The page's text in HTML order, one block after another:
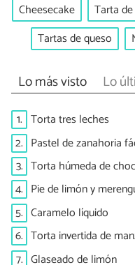
Cheesecake Tarta
Tartas de queso
Lo más visto Lo
1. Torta tres leches
2. Pastel de zanahoria
3. Torta húmeda de
4. Pie de limón y
5. Caramelo líquido
6. Torta invertida de
7. Glaseado de limón